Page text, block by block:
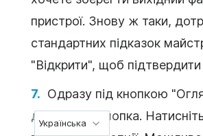
пристрої. Знову ж таки,
стандартних підказок
"Відкрити", щоб підтвердити
Одразу під кнопкою
додаткова кнопка. Натисніть
Українська